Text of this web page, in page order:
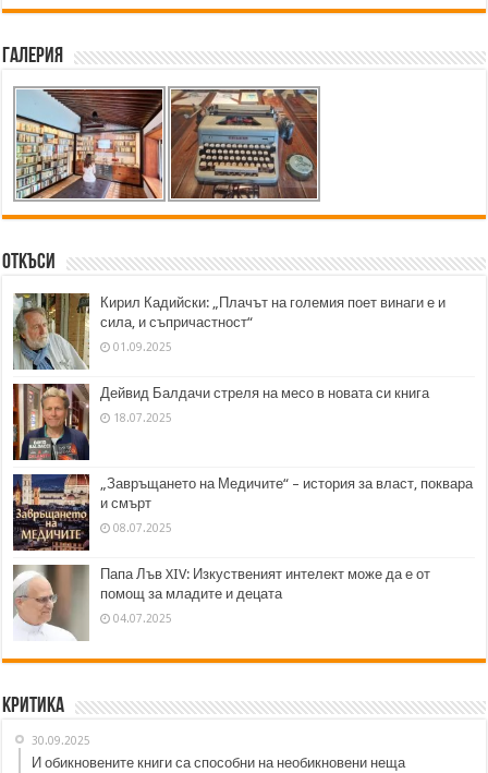
Галерия
Откъси
Кирил Кадийски: „Плачът на големия поет винаги е и
сила, и съпричастност“
01.09.2025
Дейвид Балдачи стреля на месо в новата си книга
18.07.2025
„Завръщането на Медичите“ – история за власт, поквара
и смърт
08.07.2025
Папа Лъв XIV: Изкуственият интелект може да е от
помощ за младите и децата
04.07.2025
Критика
30.09.2025
И обикновените книги са способни на необикновени неща